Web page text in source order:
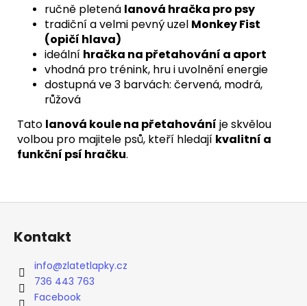
ručně pletená lanová hračka pro psy
tradiční a velmi pevný uzel Monkey Fist
(opičí hlava)
ideální hračka na přetahování a aport
vhodná pro trénink, hru i uvolnění energie
dostupná ve 3 barvách: červená, modrá,
růžová
Tato lanová koule na přetahování je skvělou
volbou pro majitele psů, kteří hledají kvalitní a
funkční psí hračku.
Z
Kontakt
info@zlatetlapky.cz
736 443 763
Facebook